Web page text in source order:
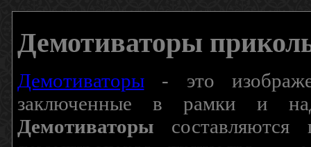
Демотиваторы
Демотиваторы- это
заключенные в рамки и
Демотиваторы составляются